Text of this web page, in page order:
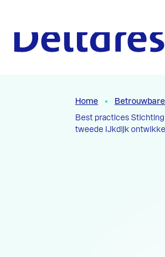
Home
Best practices
tweede IJkdijk